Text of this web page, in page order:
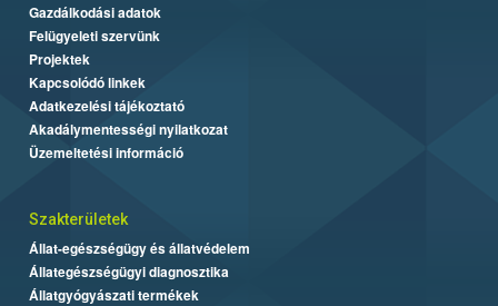
Gazdálkodási adatok
Felügyeleti szervünk
Projektek
Kapcsolódó linkek
Adatkezelési tájékoztató
Akadálymentességi nyilatkozat
Üzemeltetési információ
Szakterületek
Állat-egészségügy és állatvédelem
Állategészségügyi diagnosztika
Állatgyógyászati termékek